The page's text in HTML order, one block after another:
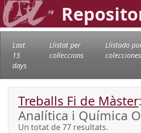
Last
15
days
Llistat per
col·leccions
Llistado
colecciones
Treballs Fi de Màster
Analítica i Química
Un totat de 77 resultats.